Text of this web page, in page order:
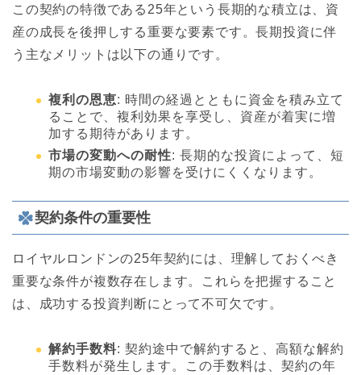
この契約の特徴である25年という長期的な積立は、資
産の成長を後押しする重要な要素です。長期投資に伴
う主なメリットは以下の通りです。
複利の恩恵: 時間の経過とともに資金を積み立て
ることで、複利効果を享受し、資産が着実に増
加する期待があります。
市場の変動への耐性: 長期的な投資によって、短
期の市場変動の影響を受けにくくなります。
契約条件の重要性
ロイヤルロンドンの25年契約には、理解しておくべき
重要な条件が複数存在します。これらを把握すること
は、成功する投資判断にとって不可欠です。
解約手数料: 契約途中で解約すると、高額な解約
手数料が発生します。この手数料は、契約の年